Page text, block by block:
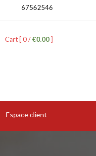
67562546
Cart [ 0 /€0.00]
Espace client